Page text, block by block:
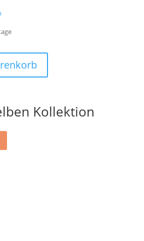
€.
Kollektion